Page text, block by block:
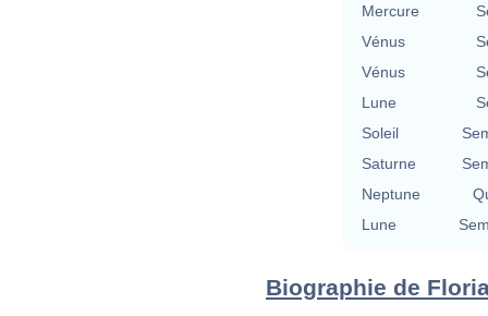
Mercure
Vénus
Vénus
Lune
Soleil
Saturne
Neptune
Lune
Biographie de